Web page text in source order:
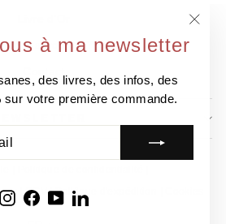
à ma newsletter
des livres, des infos, des
sur votre première commande.
InstagramFacebook
YouTubeLinkedIn
nous trouver ?
CGV Politique d'expédition